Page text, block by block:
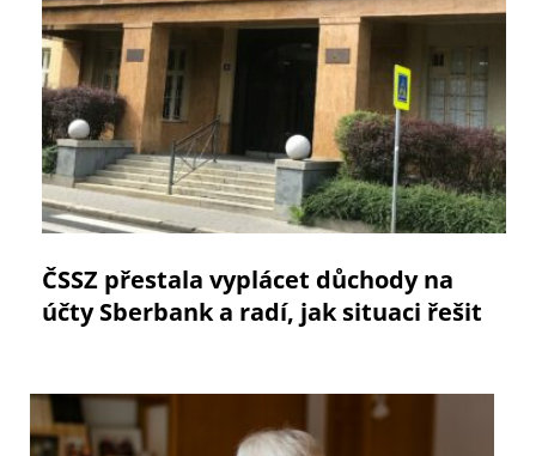
ČSSZ přestala vyplácet důchody na
účty Sberbank a radí, jak situaci řešit